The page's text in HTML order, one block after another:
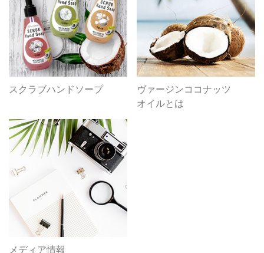
スクラブハンドソープ
ヴァージンココナッツ
オイルとは
メディア情報